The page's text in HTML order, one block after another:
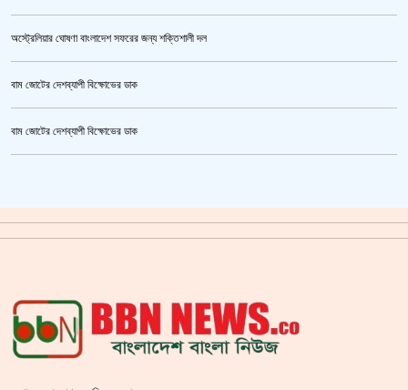
অস্ট্রেলিয়ার ঘোষণা বাংলাদেশ সফরের জন্য শক্তিশালী দল
বাম জোটের দেশব্যাপী বিক্ষোভের ডাক
বাম জোটের দেশব্যাপী বিক্ষোভের ডাক
গাজীপুর মহাসড়ক অবরোধ,সিটি করপোরেশনের গাড়ি চাপায় শ্রমিক নিহত
জাল ভিসায় ইউরোপে মানুষ পাঠানোর অভিযোগে,শাহজালাল থেকে গ্রেপ্তার পাঁচজন
‘শ্লীলতাহানির সত্যতা’ মিলেছে শিক্ষক মুরাদের বিরুদ্ধে